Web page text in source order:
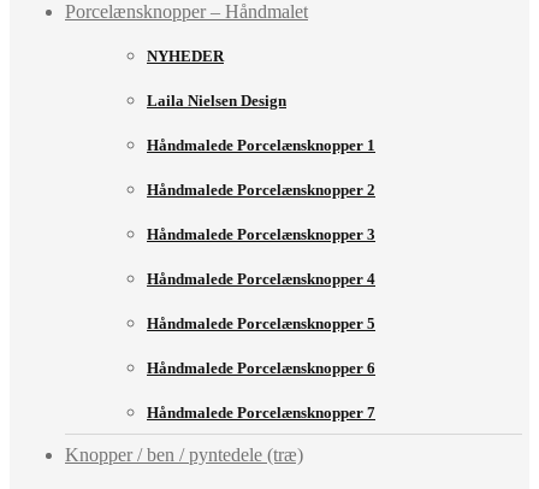
Porcelænsknopper – Håndmalet
NYHEDER
Laila Nielsen Design
Håndmalede Porcelænsknopper 1
Håndmalede Porcelænsknopper 2
Håndmalede Porcelænsknopper 3
Håndmalede Porcelænsknopper 4
Håndmalede Porcelænsknopper 5
Håndmalede Porcelænsknopper 6
Håndmalede Porcelænsknopper 7
Knopper / ben / pyntedele (træ)